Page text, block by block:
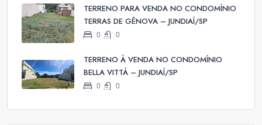
TERRENO PARA VENDA NO CONDOMÍNIO
TERRAS DE GÊNOVA – JUNDIAÍ/SP
0 0
TERRENO À VENDA NO CONDOMÍNIO
BELLA VITTÁ – JUNDIAÍ/SP
0 0